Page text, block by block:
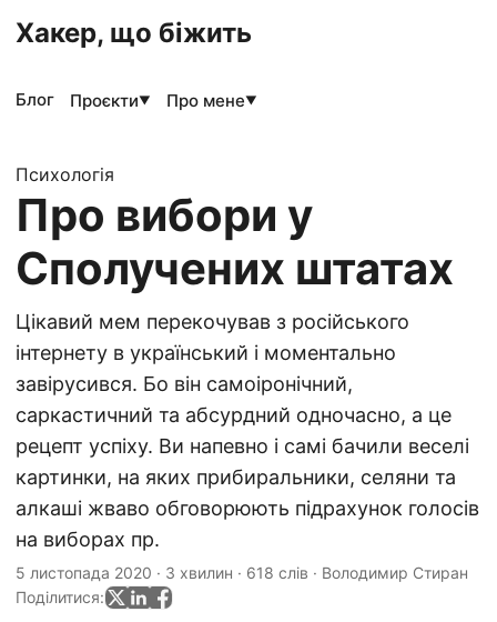
Хакер, що біжить
Блог Проєкти▼ Про мене▼
Психологія
Про вибори у
Сполучених штатах
Цікавий мем перекочував з російського
інтернету в український і моментально
завірусився. Бо він самоіронічний,
саркастичний та абсурдний одночасно, а це
рецепт успіху. Ви напевно і самі бачили веселі
картинки, на яких прибиральники, селяни та
алкаші жваво обговорюють підрахунок голосів
на виборах пр.
5 листопада 2020 · 3 хвилин · 618 слів · Володимир Стиран
Поділитися: